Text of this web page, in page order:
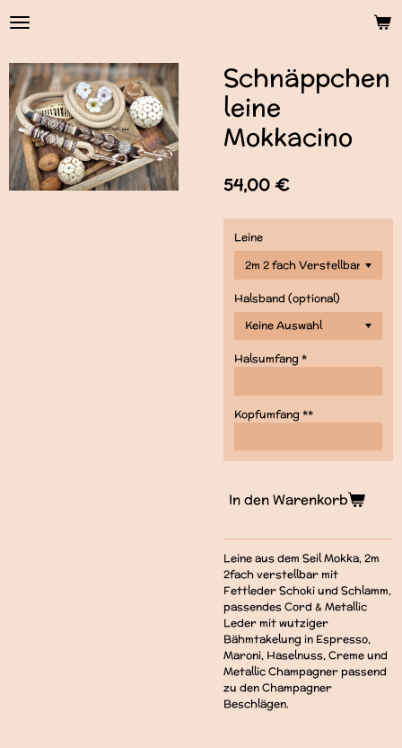
Zum
Hauptinhalt
Schnäppchen
leine
Mokkacino
54,00 €
Leine
Halsband (optional)
Halsumfang *
Kopfumfang **
In den Warenkorb
Leine aus dem Seil Mokka, 2m
2fach verstellbar mit
Fettleder Schoki und Schlamm,
passendes Cord & Metallic
Leder mit wutziger
Bähmtakelung in Espresso,
Maroni, Haselnuss, Creme und
Metallic Champagner passend
zu den Champagner
Beschlägen.